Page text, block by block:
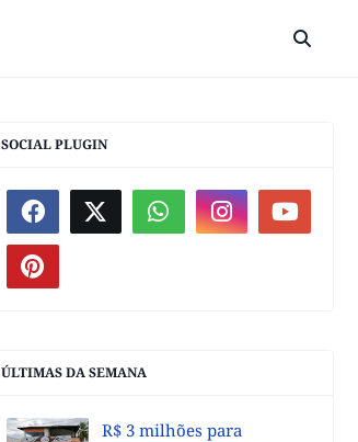
SOCIAL PLUGIN
ÚLTIMAS DA SEMANA
R$ 3 milhões para